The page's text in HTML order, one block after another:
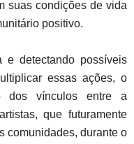
suas condições de vida
positivo.
e detectando possíveis
essas ações, o
dos vínculos entre a
que futuramente
comunidades, durante o